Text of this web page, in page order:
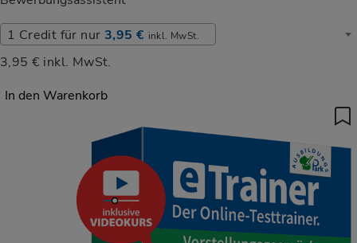
Laufzeit wählen
1 Credit für nur 3,95 € inkl. MwSt.
3,95 € inkl. MwSt.
In den Warenkorb